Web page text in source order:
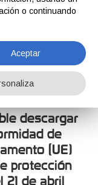
DE
descargar
de
(UE)
protección
de abril
o continuando
Aceptar